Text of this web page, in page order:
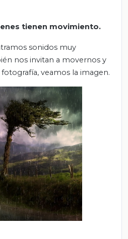
tienen movimiento.
sonidos muy
nos invitan a movernos y
veamos la imagen.